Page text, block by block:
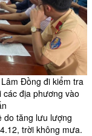
Đồng đi kiểm tra
địa phương vào
do tăng lưu lượng
trời không mưa.